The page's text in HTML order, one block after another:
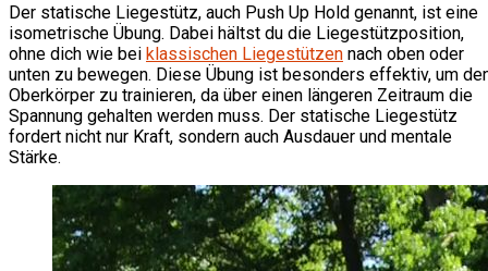
Der statische Liegestütz, auch Push Up Hold genannt, ist eine
isometrische Übung. Dabei hältst du die Liegestützposition,
ohne dich wie bei klassischen Liegestützen nach oben oder
unten zu bewegen. Diese Übung ist besonders effektiv, um
Oberkörper zu trainieren, da über einen längeren Zeitraum die
Spannung gehalten werden muss. Der statische Liegestütz
fordert nicht nur Kraft, sondern auch Ausdauer und mentale
Stärke.